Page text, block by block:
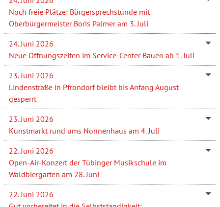
Noch freie Plätze: Bürgersprechstunde mit
Oberbürgermeister Boris Palmer am 3. Juli
24. Juni 2026
Neue Öffnungszeiten im Service-Center Bauen ab 1. Juli
23. Juni 2026
Lindenstraße in Pfrondorf bleibt bis Anfang August
gesperrt
23. Juni 2026
Kunstmarkt rund ums Nonnenhaus am 4. Juli
22. Juni 2026
Open-Air-Konzert der Tübinger Musikschule im
Waldbiergarten am 28. Juni
22. Juni 2026